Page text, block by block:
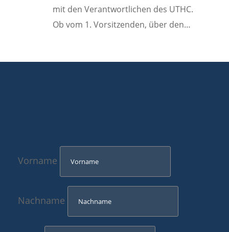
mit den Verantwortlichen des UTHC.
Ob vom 1. Vorsitzenden, über den…
Vorname
Nachname